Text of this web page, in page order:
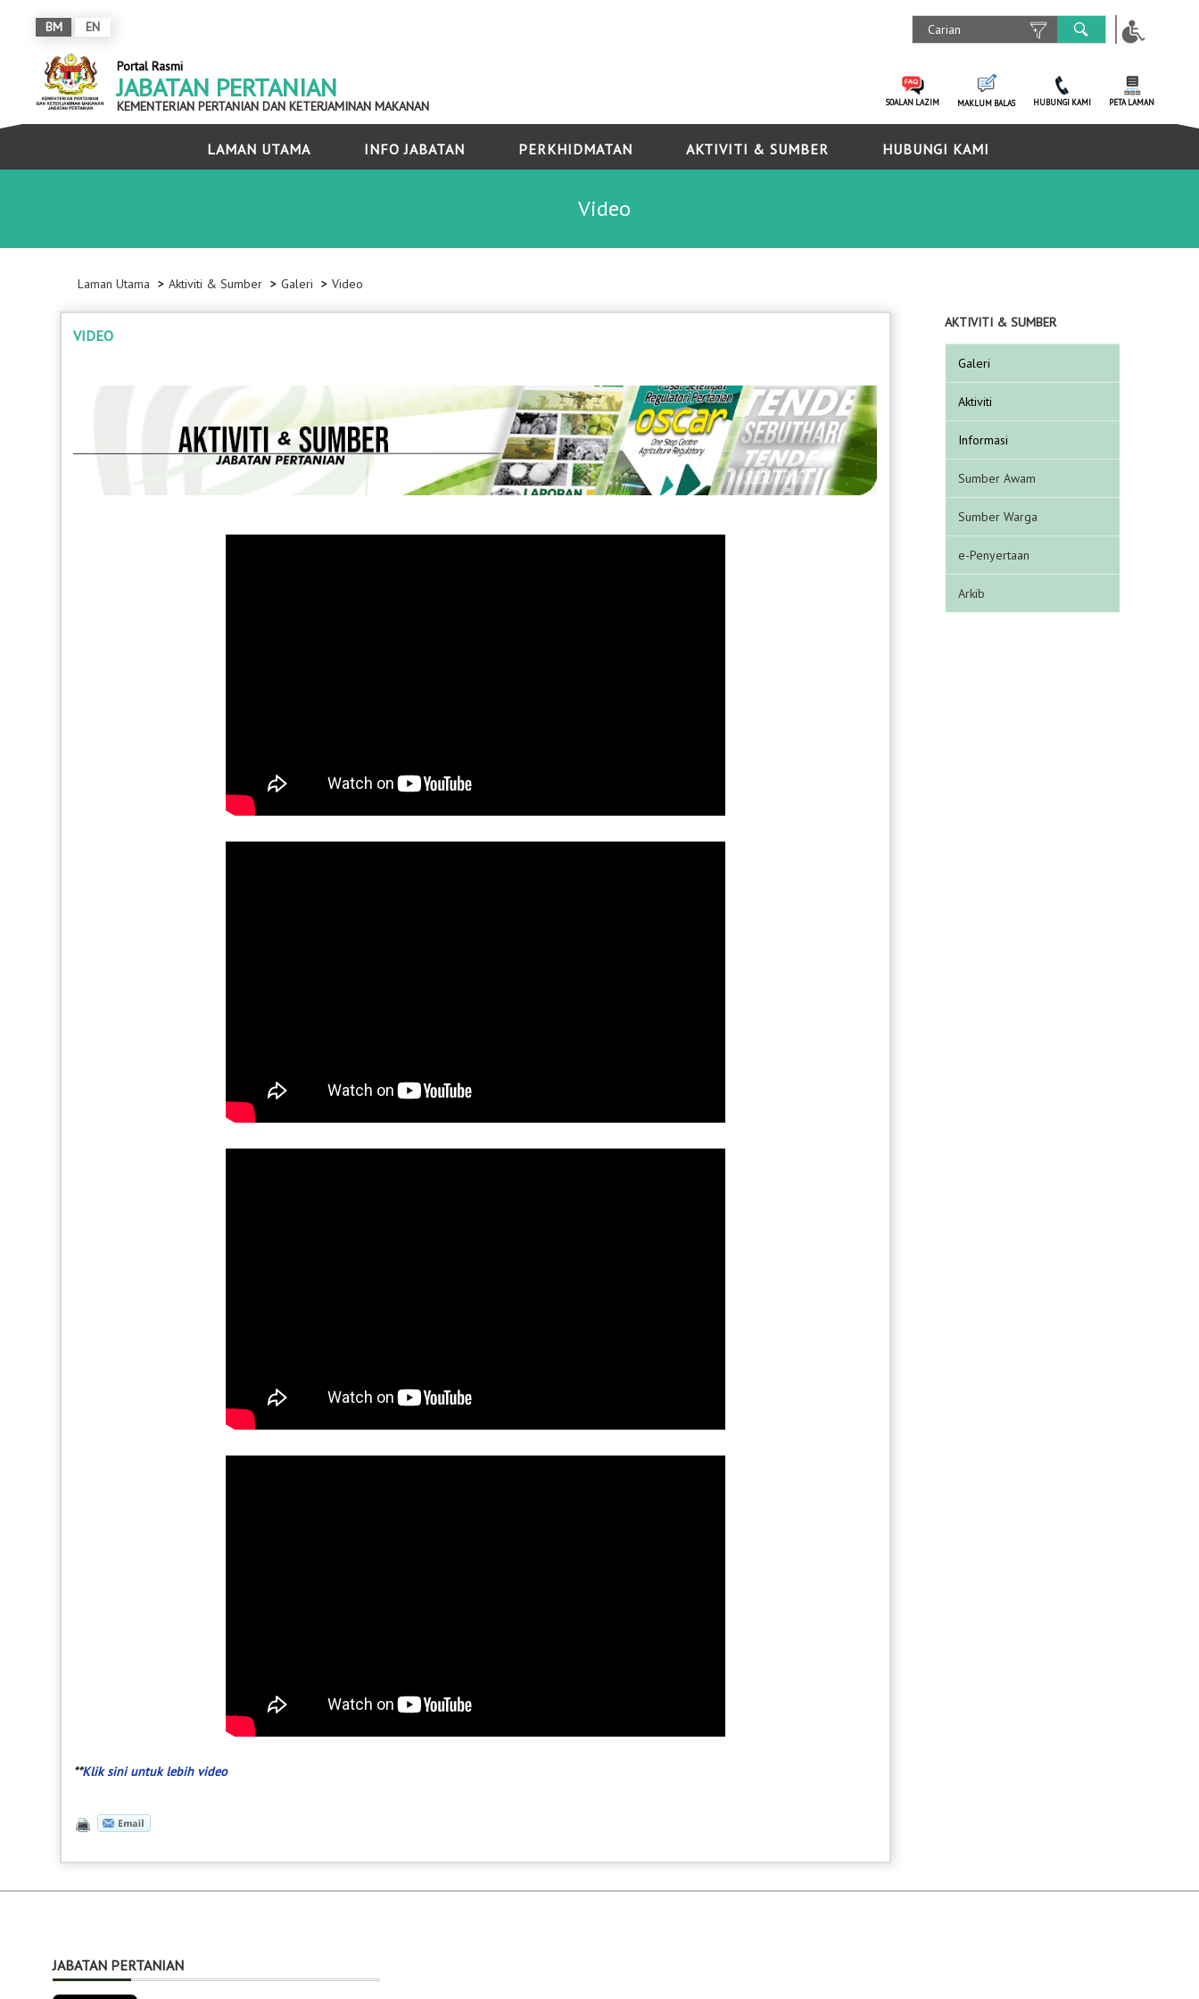
BM EN
Portal Rasmi
JABATAN PERTANIAN
KEMENTERIAN PERTANIAN DAN KETERJAMINAN MAKANAN SOALAN LAZIM MAKLUM BALAS HUBUNGI KAMI PETA LAMAN
LAMAN UTAMA INFO JABATAN PERKHIDMATAN AKTIVITI & SUMBER HUBUNGI KAMI
Video
Laman Utama Aktiviti & Sumber Galeri Video
VIDEO
**Klik sini untuk lebih video
AKTIVITI & SUMBER
Galeri
Aktiviti
Informasi
Sumber Awam
Sumber Warga
e-Penyertaan
Arkib
JABATAN PERTANIAN